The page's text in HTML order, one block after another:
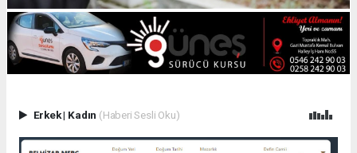
Erkek| Kadın (Haberi Sesli Oku)